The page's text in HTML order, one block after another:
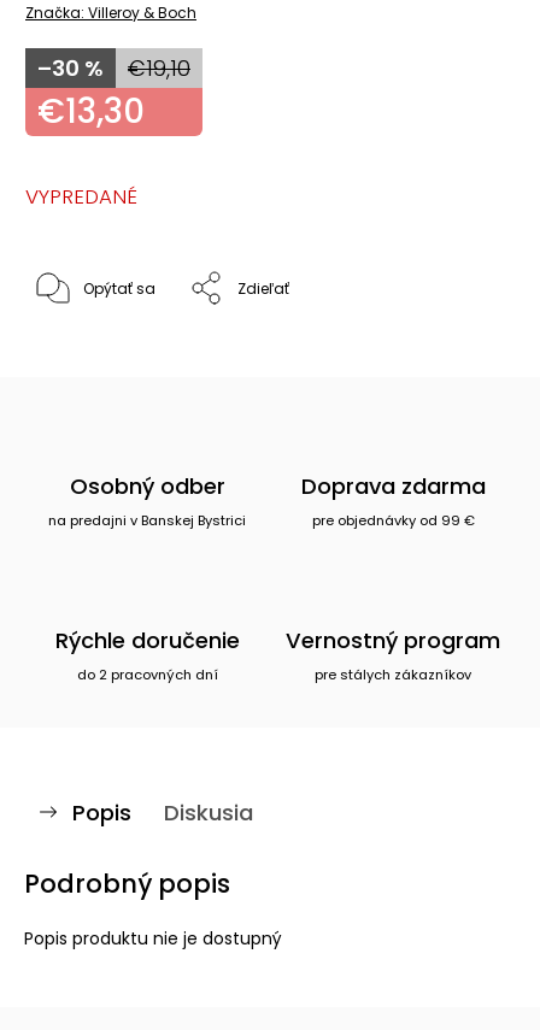
Značka: Villeroy & Boch
€19,10
–30 %
€13,30
VYPREDANÉ
Opýtať sa Zdieľať
Osobný odber
na predajni v Banskej Bystrici
Doprava zdarma
pre objednávky od 99 €
Rýchle doručenie
do 2 pracovných dní
Vernostný program
pre stálych zákazníkov
Popis Diskusia
Podrobný popis
Popis produktu nie je dostupný